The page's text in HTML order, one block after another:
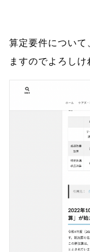
算定要件について
ますのでよろしけ